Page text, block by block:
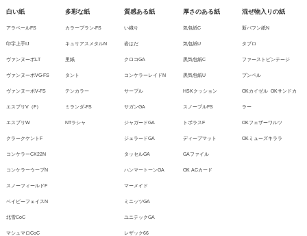
白い紙
アラベールFS
印字上手IJ
ヴァンヌーボLT
ヴァンヌーボVG-FS
ヴァンヌーボV-FS
エスプリV（F）
エスプリW
クラークケントF
コンケラーCX22N
コンケラーウーブN
スノーフィールドF
ベイビーフェイスN
北雪CoC
マシュマロCoC
多彩な紙
カラープラン-FS
キュリアスメタルN
里紙
タント
テンカラー
ミランダ-FS
NTラシャ
質感ある紙
い織り
岩はだ
クロコGA
コンケラーレイドN
サーブル
サガンGA
ジャガードGA
ジェラードGA
タッセルGA
ハンマートーンGA
マーメイド
ミニッツGA
ユニテックGA
レザック66
厚さのある紙
気包紙C
気包紙U
黒気包紙C
黒気包紙U
HSKクッション
スノーブルFS
トポラスF
ディープマット
GAファイル
OK ACカード
混ぜ物入りの紙
新バフン紙N
タブロ
ファーストビンテージ
ブンペル
OKカイゼル OKサンドカ
ラー
OKフェザーワルツ
OKミューズキララ